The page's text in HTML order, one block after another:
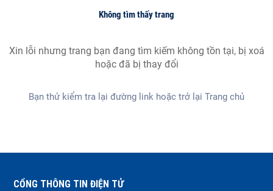
Không tìm thấy trang
Xin lỗi nhưng trang bạn đang tìm kiếm không tồn tại, bị xoá
hoặc đã bị thay đổi
Bạn thử kiểm tra lại đường link hoặc trở lại Trang chủ
CỔNG THÔNG TIN ĐIỆN TỬ